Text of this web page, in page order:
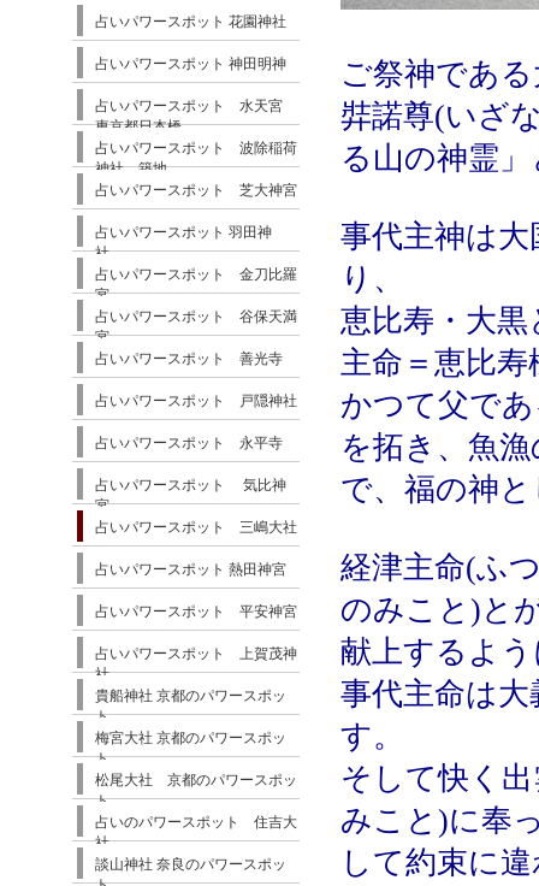
ご祭神であ
弉諾尊(いざ
る山の神霊
事代主神は
り、
恵比寿・大
主命＝恵比
かつて父で
を拓き、魚
で、福の神
経津主命(ふ
のみこと)と
献上するよ
事代主命は
す。
そして快く
みこと)に奉
して約束に
占いパワースポット 花園神社
占いパワースポット 神田明神
占いパワースポット 水天宮
東京都日本橋
占いパワースポット 波除稲荷
神社 築地
占いパワースポット 芝大神宮
占いパワースポット 羽田神
社
占いパワースポット 金刀比羅
宮
占いパワースポット 谷保天満
宮
占いパワースポット 善光寺
占いパワースポット 戸隠神社
占いパワースポット 永平寺
占いパワースポット 気比神
宮
占いパワースポット 三嶋大社
占いパワースポット 熱田神宮
占いパワースポット 平安神宮
占いパワースポット 上賀茂神
社
貴船神社 京都のパワースポッ
ト
梅宮大社 京都のパワースポッ
ト
松尾大社 京都のパワースポッ
ト
占いのパワースポット 住吉大
社
談山神社 奈良のパワースポッ